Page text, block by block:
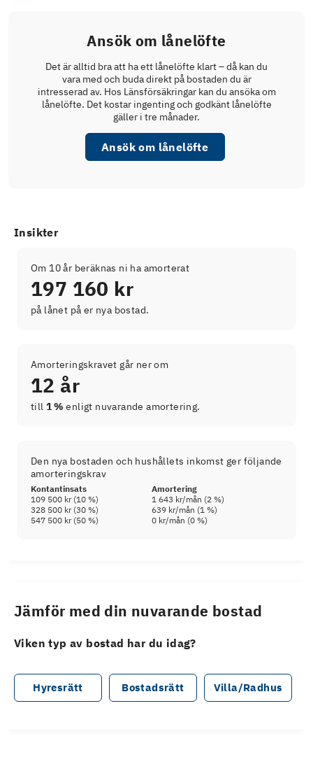
Ansök om lånelöfte
Det är alltid bra att ha ett lånelöfte klart – då kan du
vara med och buda direkt på bostaden du är
intresserad av. Hos Länsförsäkringar kan du ansöka om
lånelöfte. Det kostar ingenting och godkänt lånelöfte
gäller i tre månader.
Ansök om lånelöfte
Insikter
Om 10 år beräknas ni ha amorterat
197 160 kr
på lånet på er nya bostad.
Amorteringskravet går ner om
12 år
till 1 % enligt nuvarande amortering.
Den nya bostaden och hushållets inkomst ger följande
amorteringskrav
Kontantinsats
Amortering
109 500 kr(10 %) 1 643 kr/mån (2 %)
328 500 kr(30 %) 639 kr/mån (1 %)
547 500 kr(50 %) 0 kr/mån (0 %)
Jämför med din nuvarande bostad
Viken typ av bostad har du idag?
Hyresrätt Bostadsrätt Villa/Radhus